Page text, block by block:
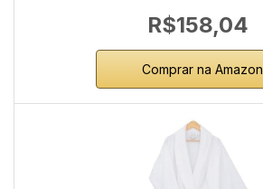
R$158,04
Comprar na Amazon